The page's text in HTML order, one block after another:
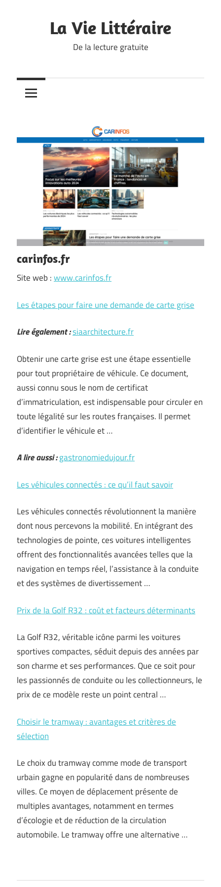
La Vie Littéraire
De la lecture gratuite
carinfos.fr
Site web :www.carinfos.fr
Les étapes pour faire une demande de carte grise
Lire également :siaarchitecture.fr
Obtenir une carte grise est une étape essentielle
pour tout propriétaire de véhicule. Ce document,
aussi connu sous le nom de certificat
d’immatriculation, est indispensable pour circuler en
toute légalité sur les routes françaises. Il permet
d’identifier le véhicule et …
A lire aussi :gastronomiedujour.fr
Les véhicules connectés : ce qu’il faut savoir
Les véhicules connectés révolutionnent la manière
dont nous percevons la mobilité. En intégrant des
technologies de pointe, ces voitures intelligentes
offrent des fonctionnalités avancées telles que la
navigation en temps réel, l’assistance à la conduite
et des systèmes de divertissement …
Prix de la Golf R32 : coût et facteurs déterminants
La Golf R32, véritable icône parmi les voitures
sportives compactes, séduit depuis des années par
son charme et ses performances. Que ce soit pour
les passionnés de conduite ou les collectionneurs, le
prix de ce modèle reste un point central …
Choisir le tramway : avantages et critères de
sélection
Le choix du tramway comme mode de transport
urbain gagne en popularité dans de nombreuses
villes. Ce moyen de déplacement présente de
multiples avantages, notamment en termes
d’écologie et de réduction de la circulation
automobile. Le tramway offre une alternative …